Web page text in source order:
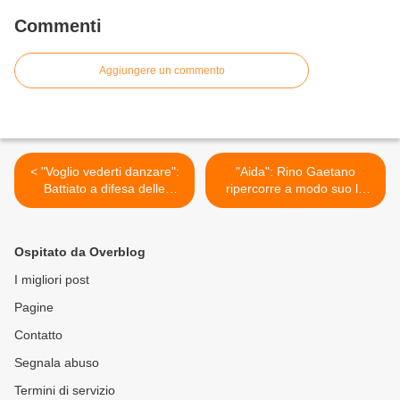
Commenti
Aggiungere un commento
< "Voglio vederti danzare":
Battiato a difesa delle
diversità culturali
"Aida": Rino Gaetano
ripercorre a modo suo la
storia italiana >
Ospitato da Overblog
I migliori post
Pagine
Contatto
Segnala abuso
Termini di servizio